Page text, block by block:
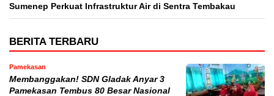
Sumenep Perkuat Infrastruktur Air di Sentra Tembakau
BERITA TERBARU
Pamekasan
Membanggakan! SDN Gladak Anyar 3
Pamekasan Tembus 80 Besar Nasional